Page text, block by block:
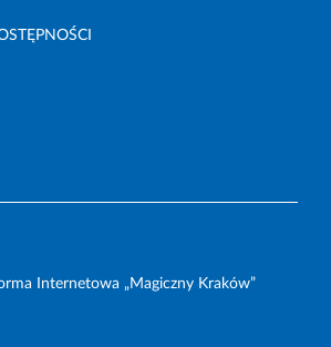
Internetowa „Magiczny Kraków”